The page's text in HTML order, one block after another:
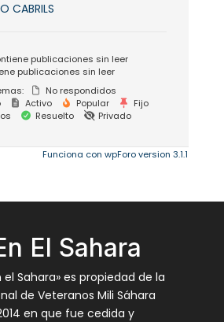
CABRILS
publicaciones sin leer
publicaciones sin leer
No respondidos
Activo Popular
Fijo
Resuelto
Privado
Funciona con wpForo version 3.1.1
El Sahara
el Sahara» es propiedad de la
de Veteranos Mili Sáhara
en que fue cedida y